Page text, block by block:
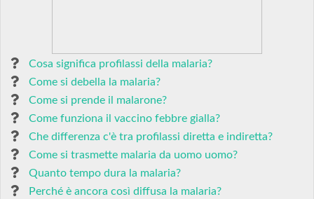
Cosa significa profilassi della malaria?
Come si debella la malaria?
Come si prende il malarone?
Come funziona il vaccino febbre gialla?
Che differenza c'è tra profilassi diretta e indiretta?
Come si trasmette malaria da uomo uomo?
Quanto tempo dura la malaria?
Perché è ancora così diffusa la malaria?